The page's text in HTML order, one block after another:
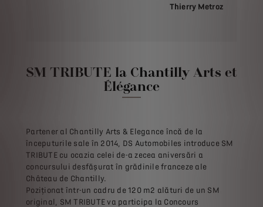
Thierry Metroz
SM TRIBUTE la Chantilly Arts et
Élégance
Partener al Chantilly Arts & Elegance încă de la
începuturile sale în 2014, DS Automobiles introduce SM
TRIBUTE cu ocazia celei de-a zecea aniversări a
concursului desfășurat în grădinile franceze ale
Château de Chantilly.
Poziționat într-un cadru de 120 m2 alături de un SM
original, SM TRIBUTE va participa la Concours